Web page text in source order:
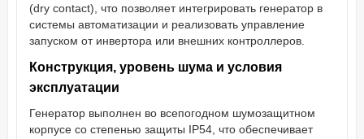
(dry contact), что позволяет интегрировать генератор в
системы автоматизации и реализовать управление
запуском от инвертора или внешних контроллеров.
Конструкция, уровень шума и условия
эксплуатации
Генератор выполнен во всепогодном шумозащитном
корпусе со степенью защиты IP54, что обеспечивает